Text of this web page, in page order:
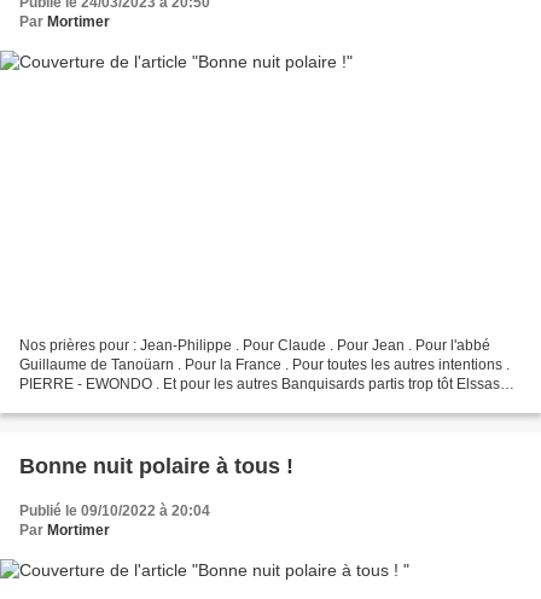
Par Mortimer
Nos prières pour : Jean-Philippe . Pour Claude . Pour Jean . Pour l'abbé
Guillaume de Tanoüarn . Pour la France . Pour toutes les autres intentions .
PIERRE - EWONDO . Et pour les autres Banquisards partis trop tôt Elssaser
Bonne nuit polaire à tous !
Publié le 09/10/2022 à 20:04
Par Mortimer